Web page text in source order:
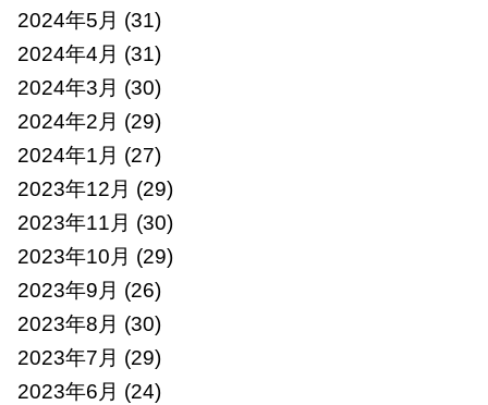
2024年5月 (31)
2024年4月 (31)
2024年3月 (30)
2024年2月 (29)
2024年1月 (27)
2023年12月 (29)
2023年11月 (30)
2023年10月 (29)
2023年9月 (26)
2023年8月 (30)
2023年7月 (29)
2023年6月 (24)